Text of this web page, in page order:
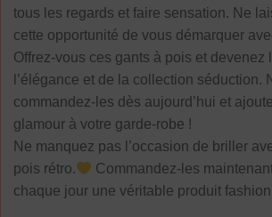
tous les regards et faire sensation. Ne
cette opportunité de vous démarquer
Offrez-vous ces gants à pois et devenez
l’élégance et de la collection séduction.
commandez-les dès aujourd’hui et
glamour à votre garde-robe !
Ne manquez pas l’occasion de briller
pois rétro.
Commandez-les
chaque jour une véritable produit